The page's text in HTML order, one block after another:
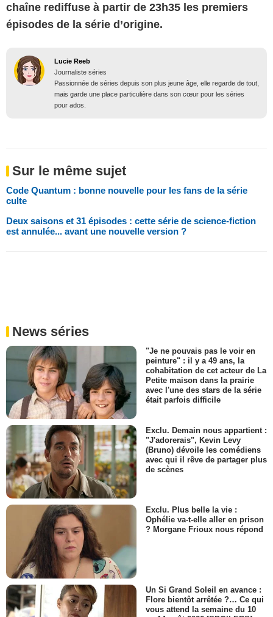
chaîne rediffuse à partir de 23h35 les premiers
épisodes de la série d’origine.
Lucie Reeb
Journaliste séries
Passionnée de séries depuis son plus jeune âge, elle regarde de tout,
mais garde une place particulière dans son cœur pour les séries
pour ados.
Sur le même sujet
Code Quantum : bonne nouvelle pour les fans de la série
culte
Deux saisons et 31 épisodes : cette série de science-fiction
est annulée... avant une nouvelle version ?
News séries
"Je ne pouvais pas le voir en
peinture" : il y a 49 ans, la
cohabitation de cet acteur de La
Petite maison dans la prairie
avec l'une des stars de la série
était parfois difficile
Exclu. Demain nous appartient :
"J'adorerais", Kevin Levy
(Bruno) dévoile les comédiens
avec qui il rêve de partager plus
de scènes
Exclu. Plus belle la vie :
Ophélie va-t-elle aller en prison
? Morgane Frioux nous répond
Un Si Grand Soleil en avance :
Flore bientôt arrêtée ?… Ce qui
vous attend la semaine du 10